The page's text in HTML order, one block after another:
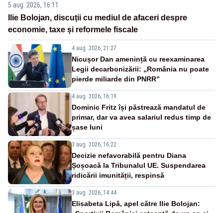
5 aug. 2026, 16:11
Ilie Bolojan, discuții cu mediul de afaceri despre
economie, taxe și reformele fiscale
4 aug. 2026, 21:27
Nicușor Dan amenință cu reexaminarea
Legii decarbonizării: „România nu poate
pierde miliarde din PNRR”
4 aug. 2026, 16:19
Dominic Fritz își păstrează mandatul de
primar, dar va avea salariul redus timp de
șase luni
3 aug. 2026, 16:22
Decizie nefavorabilă pentru Diana
Șoșoacă la Tribunalul UE. Suspendarea
ridicării imunității, respinsă
3 aug. 2026, 14:44
Elisabeta Lipă, apel către Ilie Bolojan: